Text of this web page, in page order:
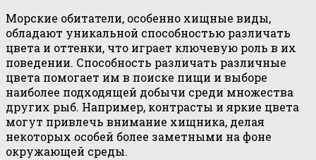
Морские обитатели, особенно хищные виды,
обладают уникальной способностью различать
цвета и оттенки, что играет ключевую роль в их
поведении. Способность различать различные
цвета помогает им в поиске пищи и выборе
наиболее подходящей добычи среди множества
других рыб. Например, контрасты и яркие цвета
могут привлечь внимание хищника, делая
некоторых особей более заметными на фоне
окружающей среды.